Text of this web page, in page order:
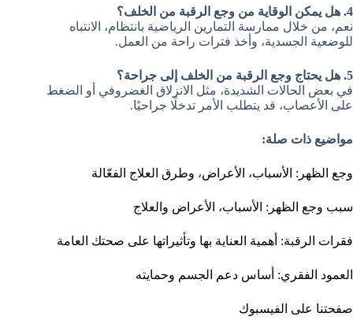
4. هل يمكن الوقاية من وجع الرقبة من الخلف؟
نعم، من خلال ممارسة التمارين الرياضية بانتظام، الانتباه
للوضعية الجسدية، وأخذ فترات راحة من العمل.
5. هل يحتاج وجع الرقبة من الخلف إلى جراحة؟
في بعض الحالات الشديدة، مثل الانزلاق الغضروفي أو الضغط
على الأعصاب، قد يتطلب الأمر تدخلًا جراحيًا.
مواضيع ذات صلة:
وجع الظهر: الأسباب، الأعراض، وطرق العلاج الفعّالة
سبب وجع الظهر: الأسباب، الأعراض والعلاج
فقرات الرقبة: أهمية العناية بها وتأثيراتها على صحتك العامة
العمود الفقري: أساس دعم الجسم وحمايته
صفحتنا على الفيسبوك